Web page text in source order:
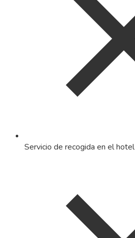
Servicio de recogida en el hotel